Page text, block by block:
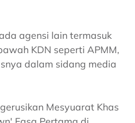
agensi lain termasuk
KDN seperti APMM,
dalam sidang media
Mesyuarat Khas